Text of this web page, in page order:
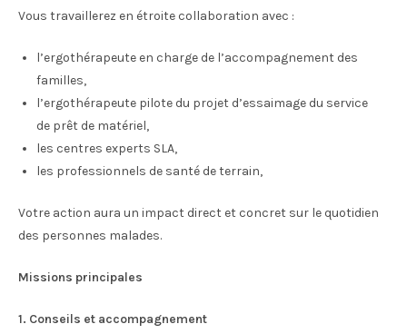
Vous travaillerez en étroite collaboration avec :
l’ergothérapeute en charge de l’accompagnement des
familles,
l’ergothérapeute pilote du projet d’essaimage du service
de prêt de matériel,
les centres experts SLA,
les professionnels de santé de terrain,
Votre action aura un impact direct et concret sur le quotidien
des personnes malades.
Missions principales
1. Conseils et accompagnement